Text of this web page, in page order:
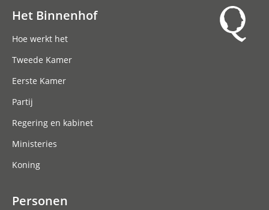
Het Binnenhof
Hoe werkt het
Tweede Kamer
Eerste Kamer
Partij
Regering en kabinet
Ministeries
Koning
Personen